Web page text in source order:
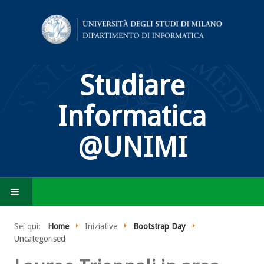
Studiare
Informatica
@UNIMI
Sei qui: Home Iniziative
Bootstrap Day
Uncategorised